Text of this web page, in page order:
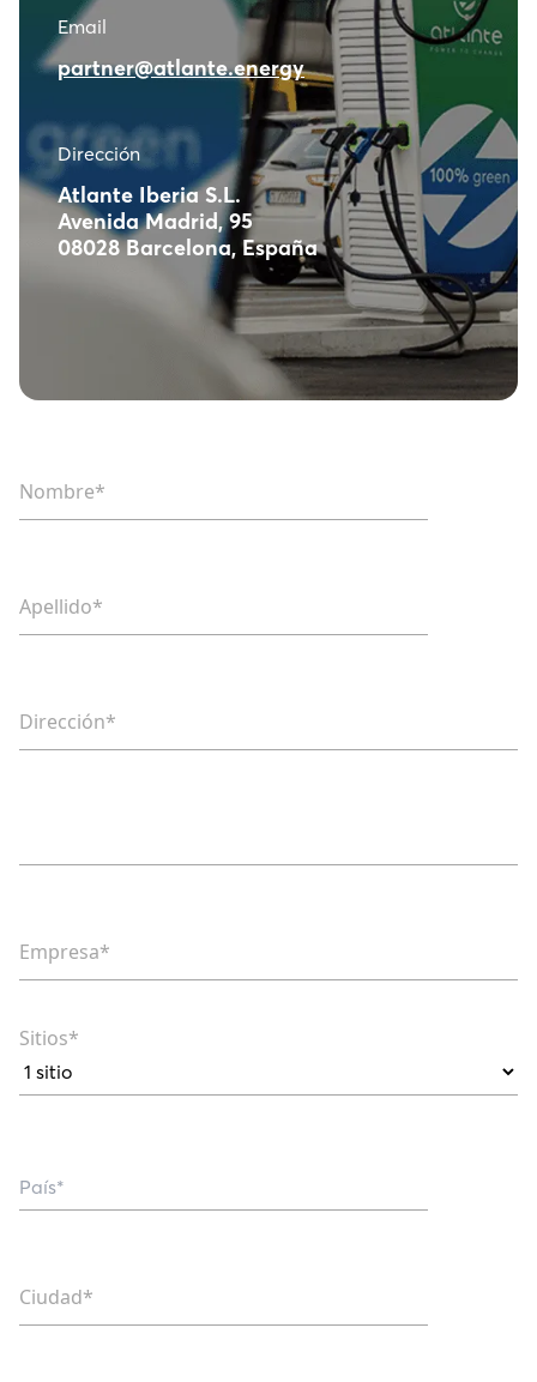
Email
partner@atlante.energy
Dirección
Atlante Iberia S.L.
Avenida Madrid, 95
08028 Barcelona, España
Nombre*
Apellido*
Dirección*
Empresa*
Sitios*
Ciudad*